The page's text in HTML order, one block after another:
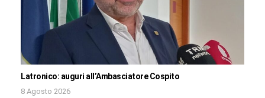
Latronico: auguri all’Ambasciatore Cospito
8 Agosto 2026